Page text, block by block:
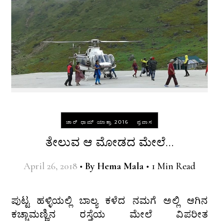
ಚಾರ್ ಧಾಮ್ ಯಾತ್ರಾ 2016 ಪ್ರವಾಸ
ತೇಲುವ ಆ ಮೋಡದ ಮೇಲೆ…
April 26, 2018 • By Hema Mala • 1 Min Read
ಪುಟ್ಟ ಹಳ್ಳಿಯಲ್ಲಿ ಬಾಲ್ಯ ಕಳೆದ ನಮಗೆ ಅಲ್ಲಿ ಆಗಿನ
ಕಚ್ಚಾಮಣ್ಣಿನ ರಸ್ತೆಯ ಮೇಲೆ ವಿಪರೀತ